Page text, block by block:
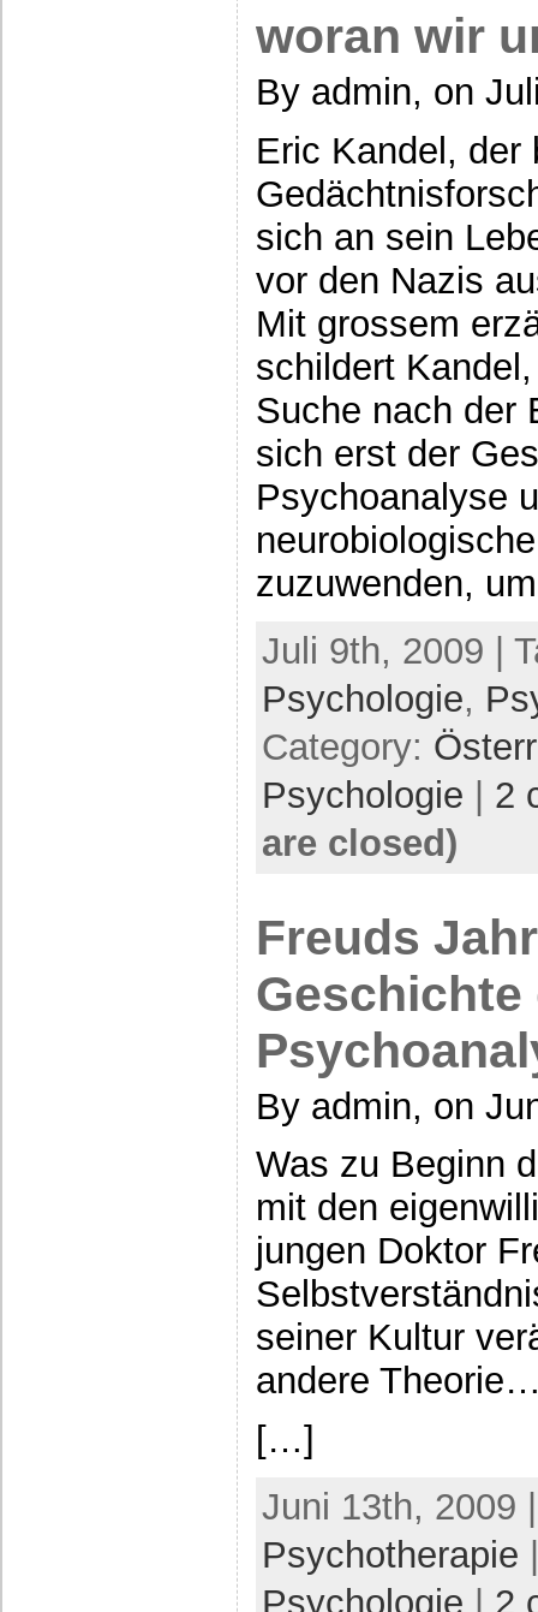
woran wir
By admin, on
Eric Kandel, der
sich an sein
vor den Nazis
Mit grossem
schildert
Suche nach der
sich erst der
Psychoanalyse
zuzuwenden,
Juli 9th, 2009 |
Psychologie,
Category:
Psychologie | 2
are closed)
Freuds
Geschichte
By admin, on
Was zu Beginn
mit den
jungen Doktor
seiner Kultur
andere
[…]
Juni 13th, 2009
Psychotherapie
Psychologie
2